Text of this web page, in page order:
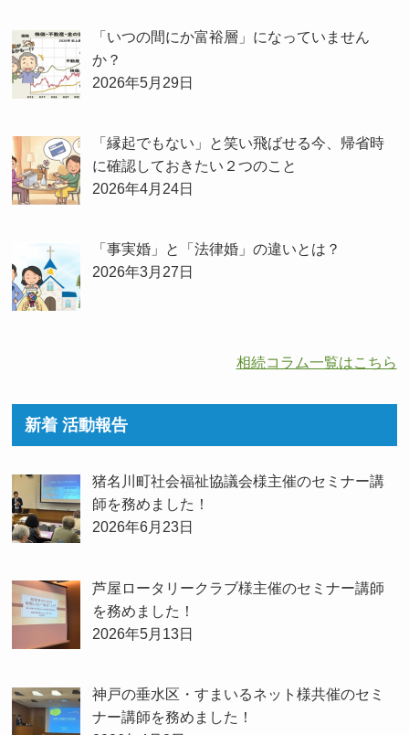
「いつの間にか富裕層」になっていません
か？
2026年5月29日
「縁起でもない」と笑い飛ばせる今、帰省時
に確認しておきたい２つのこと
2026年4月24日
「事実婚」と「法律婚」の違いとは？
2026年3月27日
相続コラム一覧はこちら
新着 活動報告
猪名川町社会福祉協議会様主催のセミナー講
師を務めました！
2026年6月23日
芦屋ロータリークラブ様主催のセミナー講師
を務めました！
2026年5月13日
神戸の垂水区・すまいるネット様共催のセミ
ナー講師を務めました！